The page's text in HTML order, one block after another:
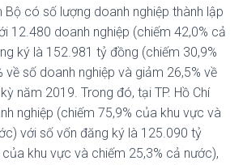
có số lượng doanh nghiệp thành lập
12.480 doanh nghiệp (chiếm 42,0% cả
ký là 152.981 tỷ đồng (chiếm 30,9%
về số doanh nghiệp và giảm 26,5% về
năm 2019. Trong đó, tại TP. Hồ Chí
nghiệp (chiếm 75,9% của khu vực và
với số vốn đăng ký là 125.090 tỷ
khu vực và chiếm 25,3% cả nước),